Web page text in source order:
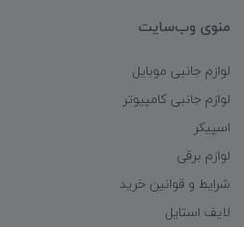
منوی وب‌سایت
لوازم جانبی موبایل
لوازم جانبی کامپیوتر
اسپیکر
لوازم برقی
شرایط و قوانین خرید
لایف استایل